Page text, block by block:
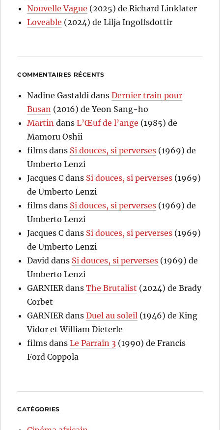
Nouvelle Vague (2025) de Richard Linklater
Loveable (2024) de Lilja Ingolfsdottir
COMMENTAIRES RÉCENTS
Nadine Gastaldi dansDernier train pour
Busan (2016) de Yeon Sang-ho
Martin dansL’Œuf de l’ange (1985) de
Mamoru Oshii
films dans Si douces, si perverses (1969) de
Umberto Lenzi
Jacques C dans Si douces, si perverses (1969)
de Umberto Lenzi
films dans Si douces, si perverses (1969) de
Umberto Lenzi
Jacques C dans Si douces, si perverses (1969)
de Umberto Lenzi
David dans Si douces, si perverses (1969) de
Umberto Lenzi
GARNIER dansThe Brutalist (2024) de Brady
Corbet
GARNIER dansDuel au soleil (1946) de King
Vidor et William Dieterle
films dansLe Parrain 3 (1990) de Francis
Ford Coppola
CATÉGORIES